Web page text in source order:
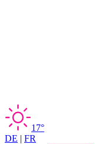
17°
DE | FR